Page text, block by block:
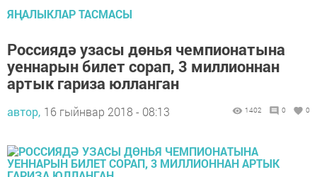
ЯҢАЛЫКЛАР ТАСМАСЫ
Россиядә узасы дөнья чемпионатына
уеннарын билет сорап, 3 миллионнан
артык гариза юлланган
автор, 16 гыйнвар 2018 - 08:13 1402 0 0